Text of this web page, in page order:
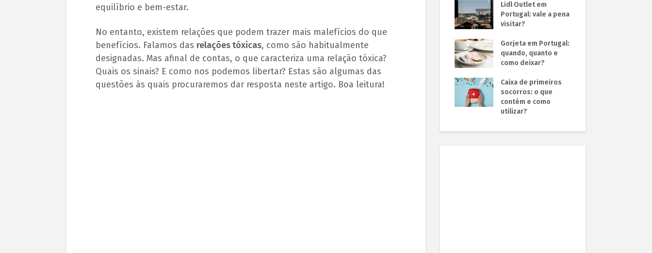
equilíbrio e bem-estar.
No entanto, existem relações que podem trazer mais malefícios do que
benefícios. Falamos das relações tóxicas, como são habitualmente
designadas. Mas afinal de contas, o que caracteriza uma relação tóxica?
Quais os sinais? E como nos podemos libertar? Estas são algumas das
questões às quais procuraremos dar resposta neste artigo. Boa leitura!
Lidl Outlet em
Portugal: vale a pena
visitar?
Gorjeta em Portugal:
quando, quanto e
como deixar?
Caixa de primeiros
socorros: o que
contém e como
utilizar?